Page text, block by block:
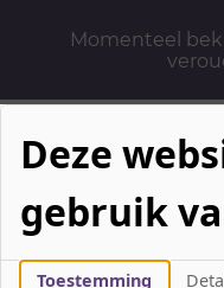
Momenteel
Mbo-opleidingen
Werken & Leren
Deze
gebruik
Toestemming